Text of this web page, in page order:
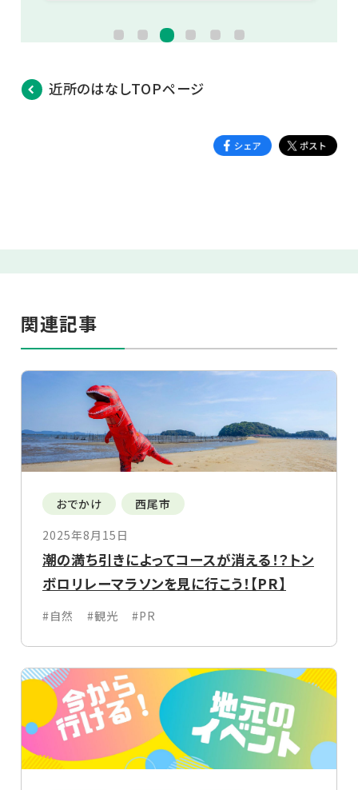
近所のはなしTOPページ
関連記事
おでかけ
西尾市
2025年8月15日
潮の満ち引きによってコースが消える！？トン
ボロリレーマラソンを見に行こう！【PR】
#自然 #観光 #PR